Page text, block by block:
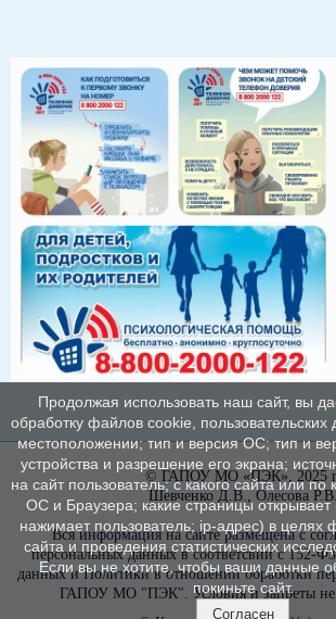
© ГАПОУ МО «ПЭК», 2025
Шевченко Д.В., Олесова Р.В.
Вся информация на сайте размещена с
персональных данных в соответсвии с 152-
данных и Политики в отношении обработки
ГАПОУ МО "ПЭК". Условия и запреты не
Продолжая использовать наш сайт, вы
обработку файлов cookie,
местоположении; тип и версия ОС; тип и
устройства и разрешение его экрана;
на сайт пользователь; с какого сайта или по
ОС и Браузера; какие страницы открывает
нажимает пользователь; ip-адрес) в целях
сайта и проведения статистических
Если вы не хотите, чтобы ваши данные
покиньте сайт.
Согласен